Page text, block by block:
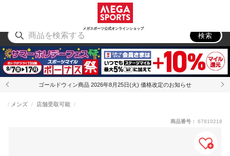
メガスポーツ公式オンラインショップ
アウトドア
検索
ゴールドウィン商品 2026年8月25日(火) 価格改定のお知らせ
メンズ 店舗受取可能
商品番号： 67810218